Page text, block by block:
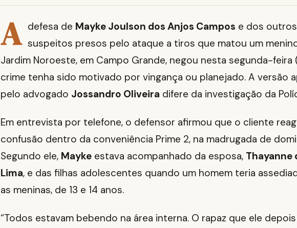
A defesa de Mayke Joulson dos Anjos Campos e dos
suspeitos presos pelo ataque a tiros que matou um
Jardim Noroeste, em Campo Grande, negou nesta segunda-feira
crime tenha sido motivado por vingança ou planejado. A versão
pelo advogado Jossandro Oliveira difere da investigação da
Em entrevista por telefone, o defensor afirmou que o cliente
confusão dentro da conveniência Prime 2, na madrugada de
Segundo ele, Mayke estava acompanhado da esposa, Thayanne
Lima, e das filhas adolescentes quando um homem teria
as meninas, de 13 e 14 anos.
“Todos estavam bebendo na área interna. O rapaz que ele